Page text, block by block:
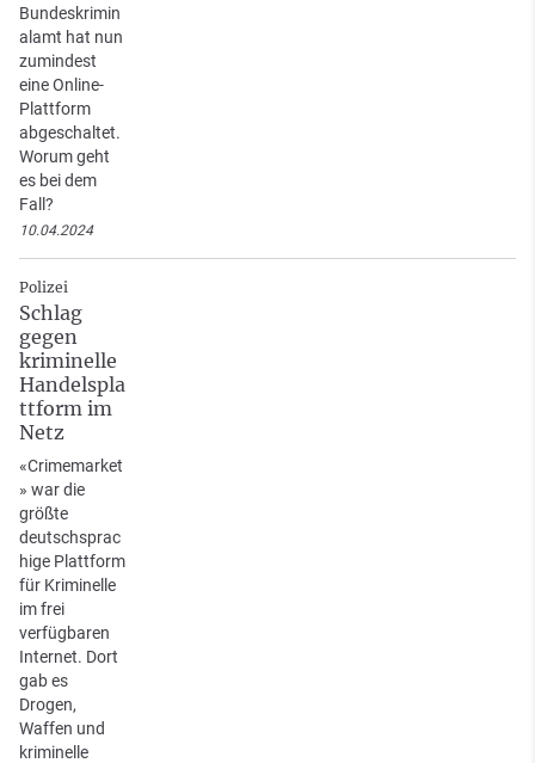
Bundeskrimin
alamt hat nun
zumindest
eine Online-
Plattform
abgeschaltet.
Worum geht
es bei dem
Fall?
10.04.2024
Polizei
Schlag
gegen
kriminelle
Handelspla
ttform im
Netz
«Crimemarket
» war die
größte
deutschsprac
hige Plattform
für Kriminelle
im frei
verfügbaren
Internet. Dort
gab es
Drogen,
Waffen und
kriminelle